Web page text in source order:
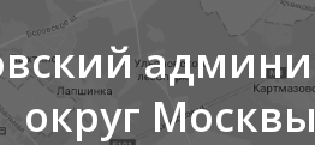
округ Москвы